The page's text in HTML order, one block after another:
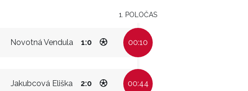
1. POLOČAS
Novotná Vendula 1:0 00:10
Jakubcová Eliška 2:0 00:44